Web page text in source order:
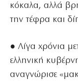
κόκαλα, αλλά
την τέφρα και
● Λίγα χρόνια
ελληνική
αναγνώρισε